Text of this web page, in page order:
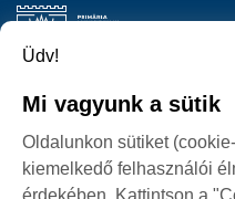
P-ȚA 25 OCTOMBRIE, NR.
Üdv!
Mi vagyunk a sütik
Oldalunkon sütiket
kiemelkedő felhasználói
érdekében. Kattintson a